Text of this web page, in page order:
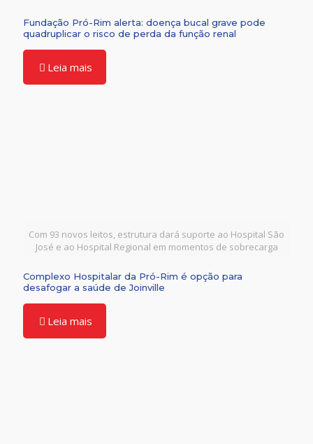
Fundação Pró-Rim alerta: doença bucal grave pode
quadruplicar o risco de perda da função renal
Leia mais
Com 93 novos leitos, estrutura dará suporte ao Hospital São
José e ao Hospital Regional em momentos de sobrecarga
Complexo Hospitalar da Pró-Rim é opção para
desafogar a saúde de Joinville
Leia mais